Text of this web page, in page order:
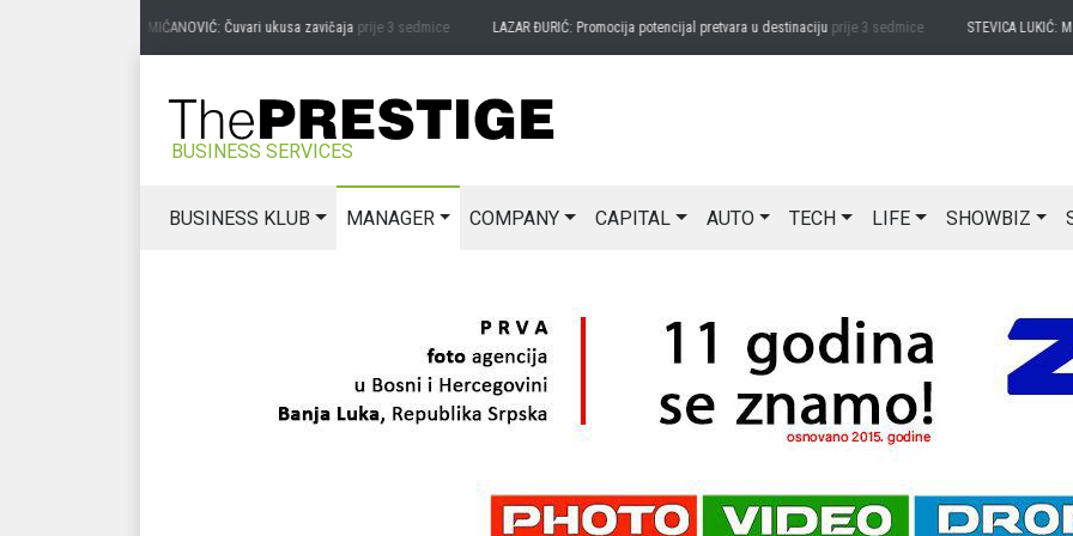
PREDRAG MIĆANOVIĆ: Čuvari ukusa zavičajaprije 3 sedmice LAZAR ĐURIĆ: Promocija potencijal pretvara u destinacijuprije 3 sedmice STEVICA LUKIĆ:
BUSINESS SERVICES
BUSINESS KLUB MANAGER COMPANY CAPITAL AUTO TECH LIFE SHOWBIZ